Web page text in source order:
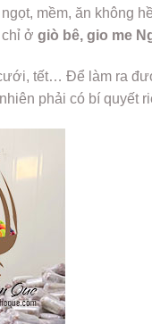
mềm, ăn không
chỉ ở giò bê, gio me
tết… Để làm ra
phải có bí quyết